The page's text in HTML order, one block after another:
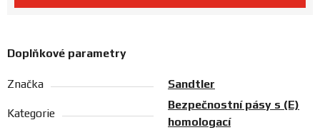
Doplňkové parametry
Značka Sandtler
Kategorie
Bezpečnostní pásy s (E)
homologací